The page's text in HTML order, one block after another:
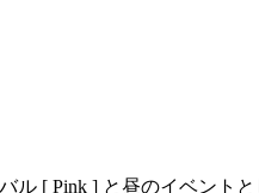
ル [ Pink ] と昼のイベント